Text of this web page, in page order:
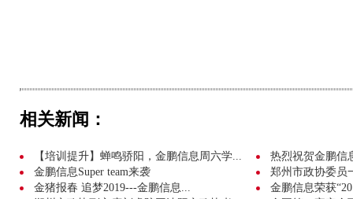
相关新闻：
【培训提升】蝉鸣骄阳，金鹏信息周六学...
热烈祝贺金鹏信
金鹏信息Super team来袭
郑州市政协委员
金猪报春 追梦2019---金鹏信息...
金鹏信息荣获